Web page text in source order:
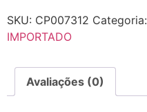
SKU: CP007312 Categoria:
IMPORTADO
Avaliações (0)